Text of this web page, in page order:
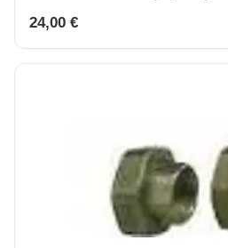
24,00 €